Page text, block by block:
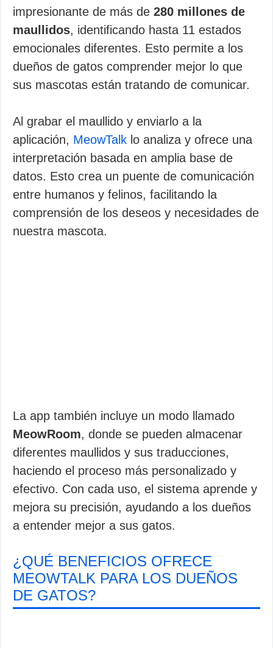
impresionante de más de 280 millones de
maullidos, identificando hasta 11 estados
emocionales diferentes. Esto permite a los
dueños de gatos comprender mejor lo que
sus mascotas están tratando de comunicar.
Al grabar el maullido y enviarlo a la
aplicación, MeowTalk lo analiza y ofrece una
interpretación basada en amplia base de
datos. Esto crea un puente de comunicación
entre humanos y felinos, facilitando la
comprensión de los deseos y necesidades de
nuestra mascota.
La app también incluye un modo llamado
MeowRoom, donde se pueden almacenar
diferentes maullidos y sus traducciones,
haciendo el proceso más personalizado y
efectivo. Con cada uso, el sistema aprende y
mejora su precisión, ayudando a los dueños
a entender mejor a sus gatos.
¿QUÉ BENEFICIOS OFRECE
MEOWTALK PARA LOS DUEÑOS
DE GATOS?